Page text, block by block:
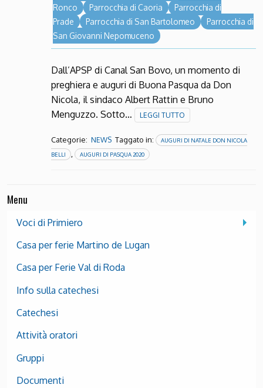
Ronco
Parrocchia di Caoria
Parrocchia di
Prade
Parrocchia di San Bartolomeo
Parrocchia di
San Giovanni Nepomuceno
Dall’APSP di Canal San Bovo, un momento di
preghiera e auguri di Buona Pasqua da Don
Nicola, il sindaco Albert Rattin e Bruno
Menguzzo. Sotto…
LEGGI TUTTO
Categorie: NEWS Taggato in:
AUGURI DI NATALE DON NICOLA
BELLI
, AUGURI DI PASQUA 2020
Menu
Voci di Primiero
Casa per ferie Martino de Lugan
Casa per Ferie Val di Roda
Info sulla catechesi
Catechesi
Attività oratori
Gruppi
Documenti